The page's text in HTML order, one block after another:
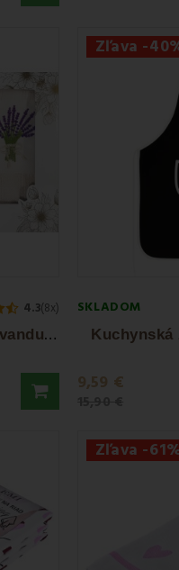
4.3(8x)
U
tierky vaflové na riad levanduľa set 3ks EMI
Zľava -
SKLADOM
Kuchynská
9,59 €
Zľava -